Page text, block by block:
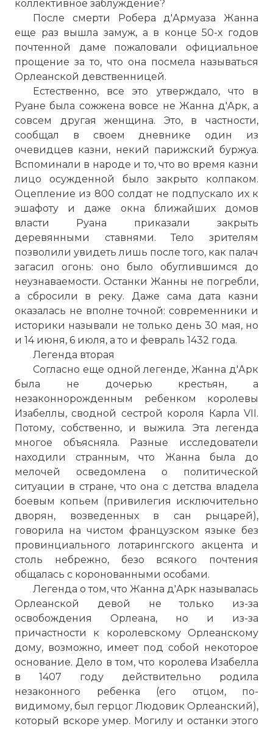
коллективное заблуждение?
После смерти Робера д'Армуаза Жанна
еще раз вышла замуж, а в конце 50-х годов
почтенной даме пожаловали официальное
прощение за то, что она посмела называться
Орлеанской девственницей.
Естественно, все это утверждало, что в
Руане была сожжена вовсе не Жанна д'Арк, а
совсем другая женщина. Это, в частности,
сообщал в своем дневнике один из
очевидцев казни, некий парижский буржуа.
Вспоминали в народе и то, что во время казни
лицо осужденной было закрыто колпаком.
Оцепление из 800 солдат не подпускало их к
эшафоту и даже окна ближайших домов
власти Руана приказали закрыть
деревянными ставнями. Тело зрителям
позволили увидеть лишь после того, как палач
загасил огонь: оно было обуглившимся до
неузнаваемости. Останки Жанны не погребли,
а сбросили в реку. Даже сама дата казни
оказалась не вполне точной: современники и
историки называли не только день 30 мая, но
и 14 июня, 6 июля, а то и февраль 1432 года.
Легенда вторая
Согласно еще одной легенде, Жанна д'Арк
была не дочерью крестьян, а
незаконнорожденным ребенком королевы
Изабеллы, сводной сестрой короля Карла VII.
Потому, собственно, и выжила. Эта легенда
многое объясняла. Разные исследователи
находили странным, что Жанна была до
мелочей осведомлена о политической
ситуации в стране, что она с детства владела
боевым копьем (привилегия исключительно
дворян, возведенных в сан рыцарей),
говорила на чистом французском языке без
провинциального лотарингского акцента и
столь небрежно, безо всякого почтения
общалась с коронованными особами.
Легенда о том, что Жанна д'Арк называлась
Орлеанской девой не только из-за
освобождения Орлеана, но и из-зa
причастности к королевскому Орлеанскому
дому, возможно, имеет под собой некоторое
основание. Дело в том, что королева Изабелла
в 1407 году действительно родила
незаконного ребенка (его отцом, по-
видимому, был герцог Людовик Орлеанский),
который вскоре умер. Могилу и останки этого
☓
Инквизиционный процесс над Жанной
д’Арк начался в феврале 1431 года,
причем все судебные расходы
оплачивало правительство Англии.
Фото статьи: